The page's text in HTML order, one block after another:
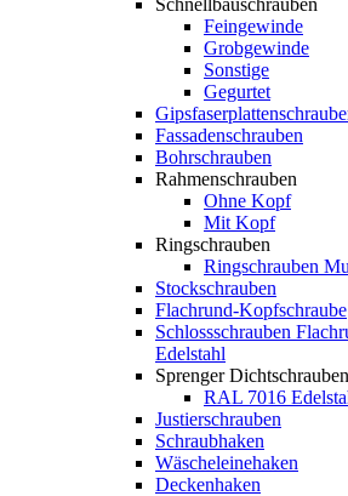
Schnellbauschrauben
Feingewinde
Grobgewinde
Sonstige
Gegurtet
Fassadenschrauben
Bohrschrauben
Rahmenschrauben
Ohne Kopf
Mit Kopf
Ringschrauben
Ringschrauben
Stockschrauben
Flachrund-Kopfschraube
Schlossschrauben
Edelstahl
Sprenger Dichtschrauben
RAL 7016
Justierschrauben
Schraubhaken
Wäscheleinehaken
Deckenhaken